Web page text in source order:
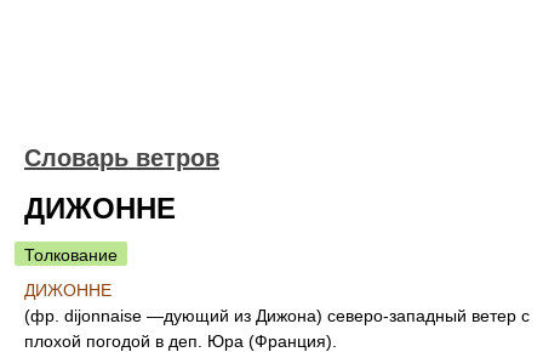
Словарь ветров
ДИЖОННЕ
Толкование
ДИЖОННЕ
(фр. dijonnaise —дующий из Дижона) северо-западный ветер с
плохой погодой в деп. Юра (Франция).